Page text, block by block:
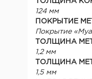
124 мм
ПОКРЫТИЕ
Покрытие
ТОЛЩИНА
1,2 мм
ТОЛЩИНА
1,5 мм